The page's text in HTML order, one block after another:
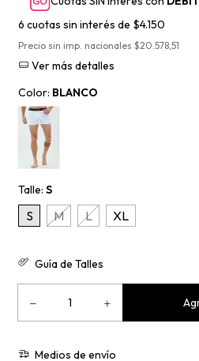
6 cuotas sin interés de $4.150
Precio sin imp. nacionales $20.578,51
Ver más detalles
Color: BLANCO
Talle: S
S M L XL
Guía de Talles
Medios de envío